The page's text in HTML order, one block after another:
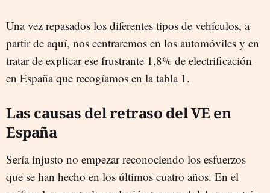
Una vez repasados los diferentes tipos de vehículos, a
partir de aquí, nos centraremos en los automóviles y en
tratar de explicar ese frustrante 1,8% de electrificación
en España que recogíamos en la tabla 1.
Las causas del retraso del VE en
España
Sería injusto no empezar reconociendo los esfuerzos
que se han hecho en los últimos cuatro años. En el